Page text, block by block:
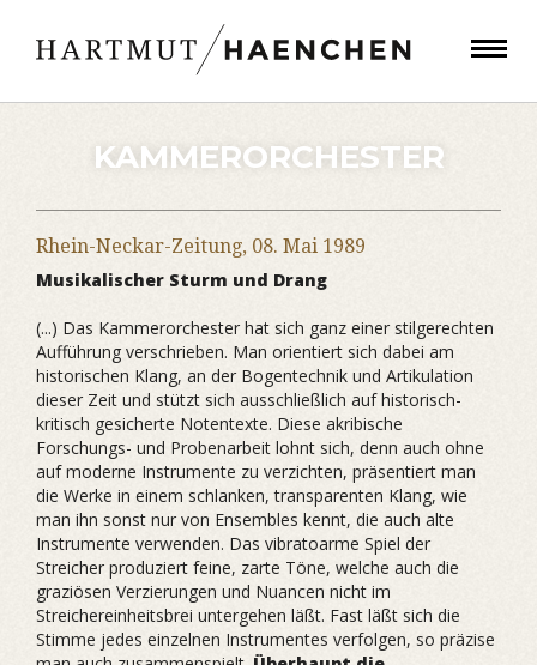
KAMMERORCHESTER
Rhein-Neckar-Zeitung, 08. Mai 1989
Musikalischer Sturm und Drang
(...) Das Kammerorchester hat sich ganz einer stilgerechten
Aufführung verschrieben. Man orientiert sich dabei am
historischen Klang, an der Bogentechnik und Artikulation
dieser Zeit und stützt sich ausschließlich auf historisch-
kritisch gesicherte Notentexte. Diese akribische
Forschungs- und Probenarbeit lohnt sich, denn auch ohne
auf moderne Instrumente zu verzichten, präsentiert man
die Werke in einem schlanken, transparenten Klang, wie
man ihn sonst nur von Ensembles kennt, die auch alte
Instrumente verwenden. Das vibratoarme Spiel der
Streicher produziert feine, zarte Töne, welche auch die
graziösen Verzierungen und Nuancen nicht im
Streichereinheitsbrei untergehen läßt. Fast läßt sich die
Stimme jedes einzelnen Instrumentes verfolgen, so präzise